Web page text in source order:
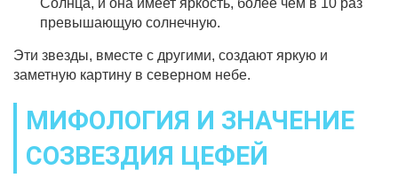
Солнца, и она имеет яркость, более чем в 10 раз
превышающую солнечную.
Эти звезды, вместе с другими, создают яркую и
заметную картину в северном небе.
МИФОЛОГИЯ И ЗНАЧЕНИЕ
СОЗВЕЗДИЯ ЦЕФЕЙ